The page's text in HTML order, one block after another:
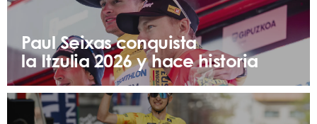
Paul Seixas conquista
la Itzulia 2026 y hace historia